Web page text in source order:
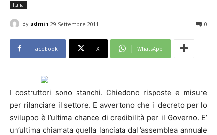
Italia
By admin 29 Settembre 2011 0
Facebook X WhatsApp
I costruttori sono stanchi. Chiedono risposte e misure
per rilanciare il settore. E avvertono che il decreto per lo
sviluppo è l’ultima chance di credibilità per il Governo. E’
un’ultima chiamata quella lanciata dall’assemblea annuale